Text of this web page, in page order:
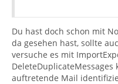
Du hast doch schon mit
da gesehen hast, sollte
versuche es mit
auftretende Mail